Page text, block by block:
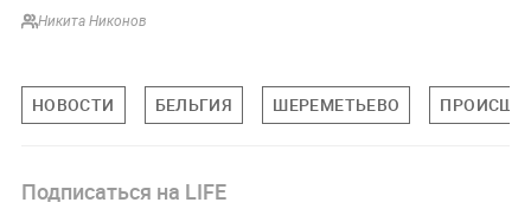
Никита Никонов
НОВОСТИ БЕЛЬГИЯ ШЕРЕМЕТЬЕВО
Подписаться на LIFE